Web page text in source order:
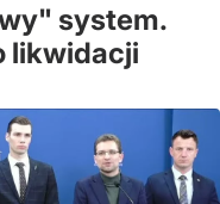
system.
likwidacji